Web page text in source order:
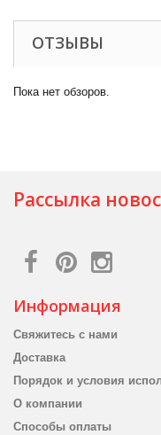
ОТЗЫВЫ
Пока нет обзоров.
Рассылка
Информация
Свяжитесь с нами
Доставка
Порядок и условия
О компании
Способы оплаты